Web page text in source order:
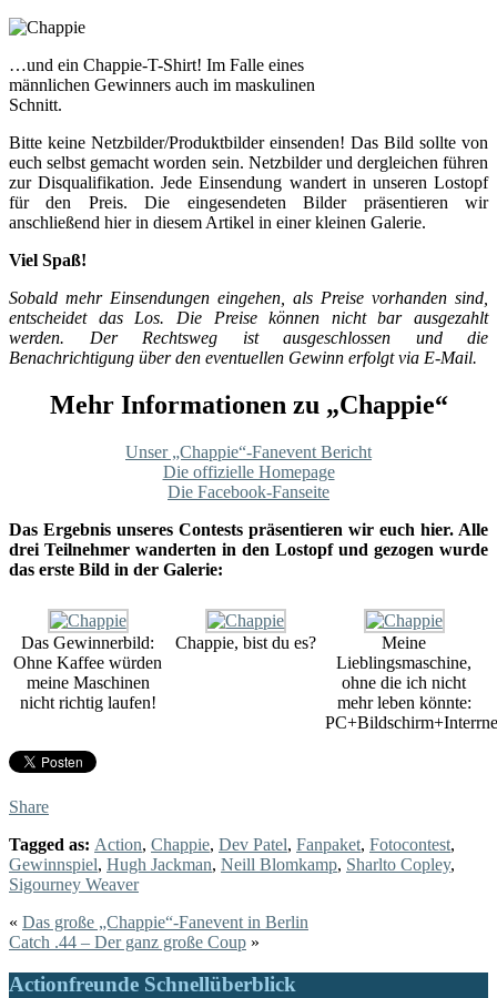
…und ein Chappie-T-Shirt! Im Falle eines
männlichen Gewinners auch im maskulinen
Schnitt.
Bitte keine Netzbilder/Produktbilder einsenden! Das Bild sollte von
euch selbst gemacht worden sein. Netzbilder und dergleichen führen
zur Disqualifikation. Jede Einsendung wandert in unseren Lostopf
für den Preis. Die eingesendeten Bilder präsentieren wir
anschließend hier in diesem Artikel in einer kleinen Galerie.
Viel Spaß!
Sobald mehr Einsendungen eingehen, als Preise vorhanden sind,
entscheidet das Los. Die Preise können nicht bar ausgezahlt
werden. Der Rechtsweg ist ausgeschlossen und die
Benachrichtigung über den eventuellen Gewinn erfolgt via E-Mail.
Mehr Informationen zu „Chappie“
Unser „Chappie“-Fanevent Bericht
Die offizielle Homepage
Die Facebook-Fanseite
Das Ergebnis unseres Contests präsentieren wir euch hier. Alle
drei Teilnehmer wanderten in den Lostopf und gezogen wurde
das erste Bild in der Galerie:
Das Gewinnerbild:
Ohne Kaffee würden
meine Maschinen
nicht richtig laufen!
Chappie, bist du es?
Meine
Lieblingsmaschine,
ohne die ich nicht
mehr leben könnte:
Share
Tagged as: Action, Chappie, Dev Patel, Fanpaket, Fotocontest,
Gewinnspiel, Hugh Jackman, Neill Blomkamp, Sharlto Copley,
Sigourney Weaver
« Das große „Chappie“-Fanevent in Berlin
Catch .44 – Der ganz große Coup »
Actionfreunde Schnellüberblick